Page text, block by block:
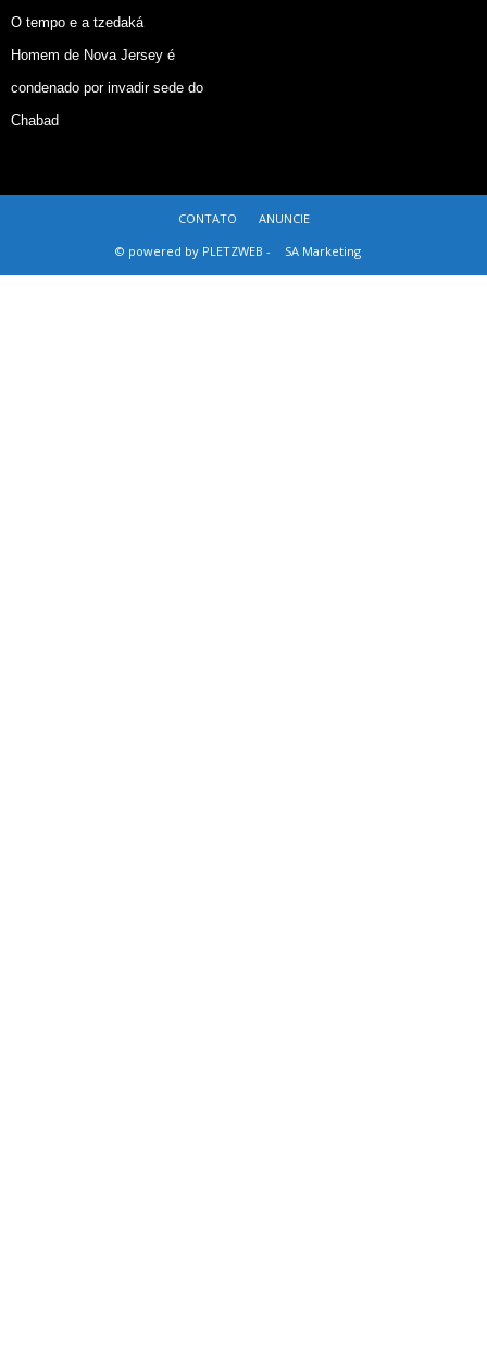
O tempo e a tzedaká
Homem de Nova Jersey é
condenado por invadir sede do
Chabad
CONTATO
ANUNCIE
© powered by PLETZWEB -
SA Marketing